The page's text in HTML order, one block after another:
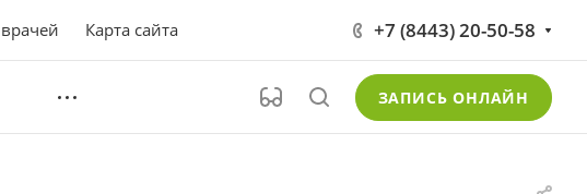
Карта сайта +7 (8443) 20-50-58
ЗАПИСЬ ОНЛАЙН